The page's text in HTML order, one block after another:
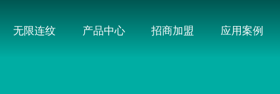
无限连纹 产品中心 招商加盟 应用案例